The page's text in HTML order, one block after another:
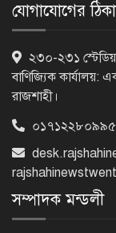
যোগাযোগের
২৩০-২৩১
বাণিজ্যিক কার্যালয়:
রাজশাহী।
০১৭১২২৮০৯৯৫
সম্পাদক মন্ডলী